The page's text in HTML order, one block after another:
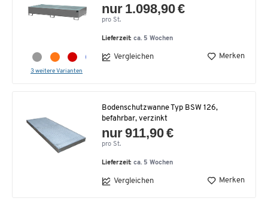
3 weitere Varianten
nur 1.098,90 €
pro St.
Lieferzeit:ca. 5 Wochen
Vergleichen Merken
Bodenschutzwanne Typ BSW 126,
befahrbar, verzinkt
nur 911,90 €
pro St.
Lieferzeit:ca. 5 Wochen
Vergleichen Merken